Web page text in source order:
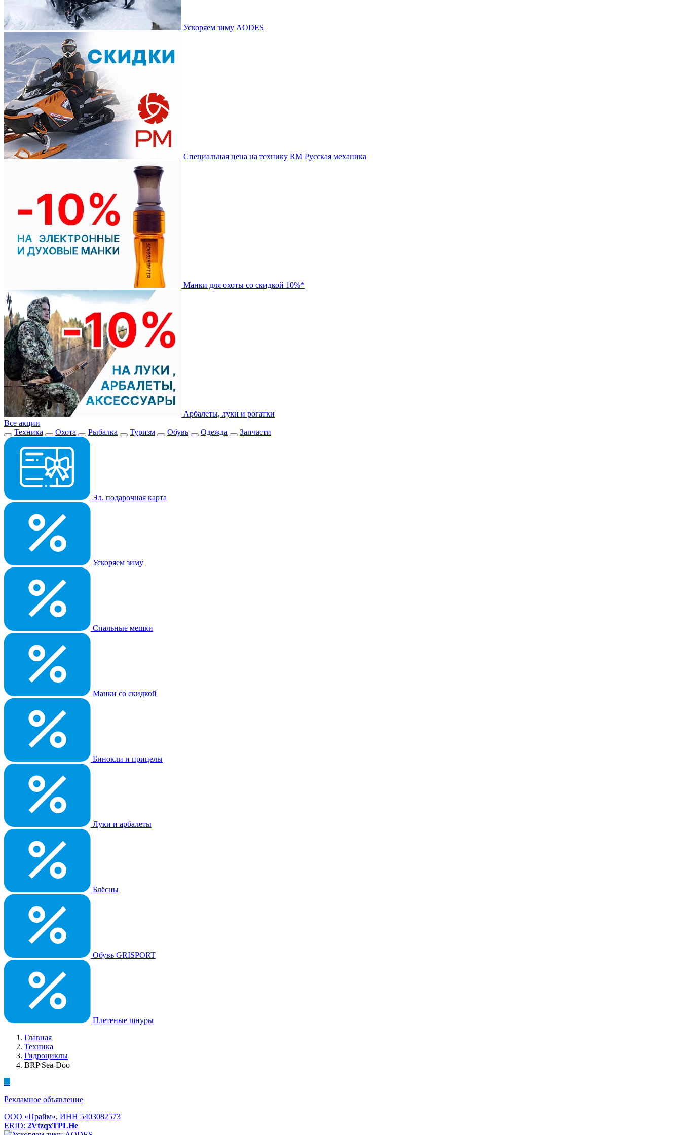
Ускоряем зиму AODES
Специальная цена на технику RM Русская механика
Манки для охоты со скидкой 10%*
Арбалеты, луки и рогатки
Все акции
Техника
Охота Рыбалка Туризм Обувь Одежда Запчасти
Эл. подарочная карта
Ускоряем зиму
Спальные мешки
Манки со скидкой
Бинокли и прицелы
Луки и арбалеты
Блёсны
Обувь GRISPORT
Плетеные шнуры
Главная
Техника
Гидроциклы
BRP Sea-Doo
...
Рекламное объявление
ООО «Прайм», ИНН 5403082573
ERID: 2VtzqxTPLHe